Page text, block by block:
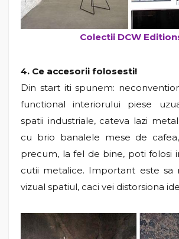
Colectii DCW
4. Ce accesorii folosesti!
Din start iti spunem:
functional interiorului piese
spatii industriale, cateva lazi
cu brio banalele mese de
precum, la fel de bine, poti folosi
cutii metalice. Important este sa
vizual spatiul, caci vei distorsiona